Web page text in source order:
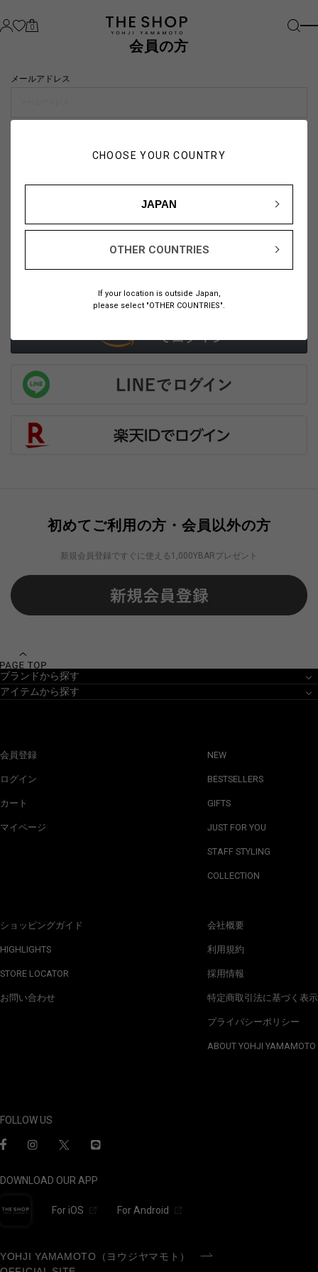
CHOOSE YOUR COUNTRY
JAPAN
OTHER COUNTRIES
If your location is outside Japan,
please select "OTHER COUNTRIES".
0
会員の方
メールアドレス
こちら
または
初めてご利用の方・会員以外の方
新規会員登録ですぐに使える1,000YBARプレゼント
ブランドから探す
アイテムから探す
会員登録
ログイン
カート
マイページ
ショッピングガイド
HIGHLIGHTS
STORE LOCATOR
お問い合わせ
NEW
BESTSELLERS
GIFTS
JUST FOR YOU
STAFF STYLING
COLLECTION
会社概要
利用規約
採用情報
特定商取引法に基づく表示
プライバシーポリシー
ABOUT YOHJI YAMAMOTO
FOLLOW US
DOWNLOAD OUR APP
For iOS For Android
YOHJI YAMAMOTO（ヨウジヤマモト）